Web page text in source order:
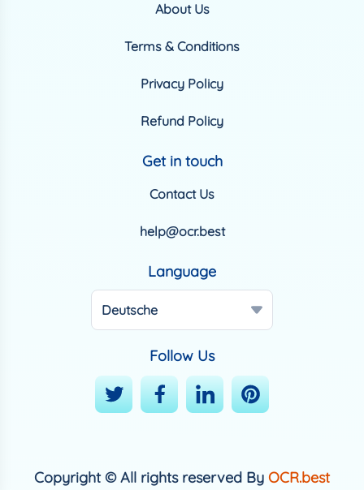
About Us
Terms & Conditions
Privacy Policy
Refund Policy
Get in touch
Contact Us
help@ocr.best
Language
Deutsche
Follow Us
Copyright © All rights reserved By OCR.best